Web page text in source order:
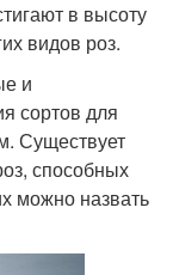
в высоту
видов роз.
и
сортов для
Существует
способных
можно назвать